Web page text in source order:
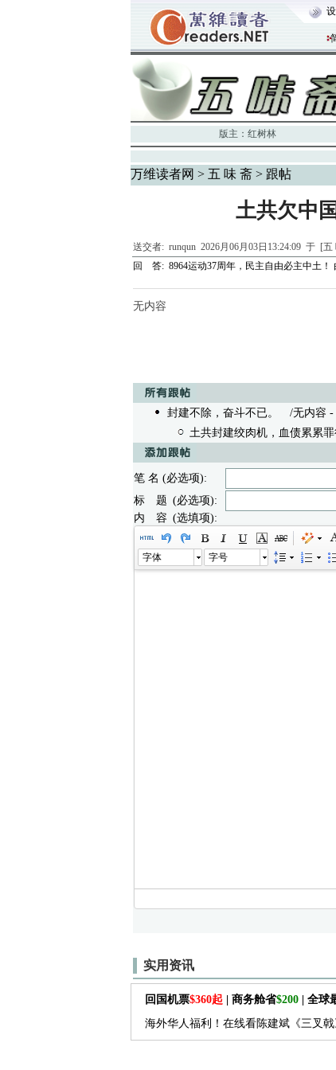
版主： 红树林
万维读者网 > 五 味 斋> 跟帖
土共欠中
送交者: runqun2026月06月03日13:24:09 于 [五
回 答: 8964运动37周年，民主自由必主中土！
无内容
封建不除，奋斗不已。
/无内容 -
土共封建绞肉机，血债累累罪
笔 名 (必选项):
标 题 (必选项):
内 容 (选填项):
字体 字号
实用资讯
回国机票$360起 | 商务舱省$200| 全球
海外华人福利！在线看陈建斌《三叉